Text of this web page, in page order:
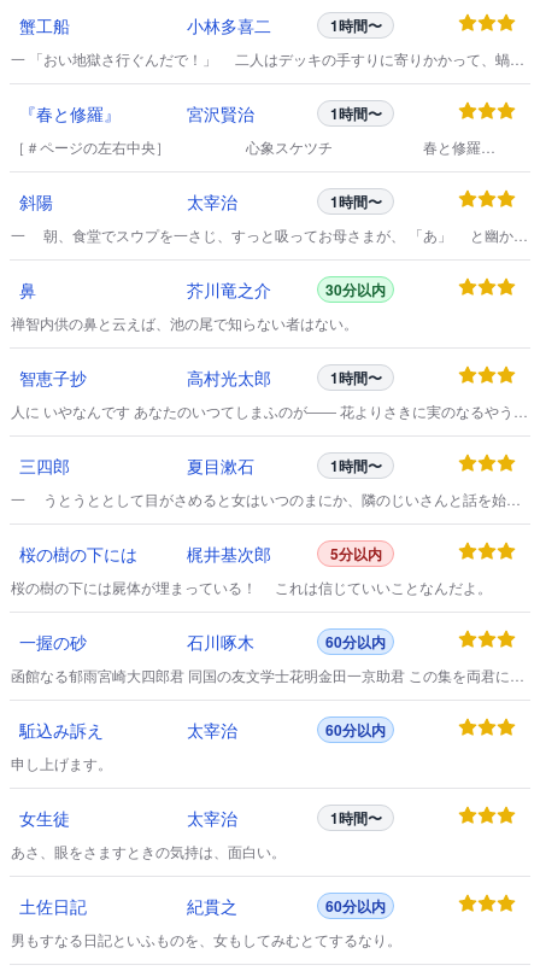
蟹工船 小林多喜二 1時間〜
一 「おい地獄さ行ぐんだで！」 二人はデッキの手すりに寄りかかって、蝸牛
『春と修羅』 宮沢賢治 1時間〜
［＃ページの左右中央］ 心象スケツチ 春と修羅
された有機交流電燈の ひとつの青い照明です （あらゆる透明な幽霊の複合体）
風景やみんなといつしよに せはしくせはしく明滅しながら いかにもたしかにと
燈は失はれ）
斜陽 太宰治 1時間〜
一 朝、食堂でスウプを一さじ、すっと吸ってお母さまが、 「あ」 と幽かな
鼻 芥川竜之介 30分以内
禅智内供の鼻と云えば、池の尾で知らない者はない。
智恵子抄 高村光太郎 1時間〜
人に いやなんです あなたのいつてしまふのが―― 花よりさきに実のなるやうな
い不自然を どうかしないでゐて下さい 型のやうな旦那さまと まるい字をかくそ
のあなたと かう考へてさへなぜか私は泣かれます 小鳥のやうに臆病で 大風のや
のが―― な
三四郎 夏目漱石 1時間〜
一 うとうととして目がさめると女はいつのまにか、隣のじいさんと話を始め
桜の樹の下には 梶井基次郎 5分以内
桜の樹の下には屍体が埋まっている！ これは信じていいことなんだよ。
一握の砂 石川啄木 60分以内
函館なる郁雨宮崎大四郎君 同国の友文学士花明金田一京助君 この集を両君に捧
駈込み訴え 太宰治 60分以内
申し上げます。
女生徒 太宰治 1時間〜
あさ、眼をさますときの気持は、面白い。
土佐日記 紀貫之 60分以内
男もすなる日記といふものを、女もしてみむとてするなり。